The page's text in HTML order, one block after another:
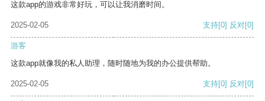
这款app的游戏非常好玩，可以让我消磨时间。
2025-02-05 支持[0] 反对[0]
游客
这款app就像我的私人助理，随时随地为我的办公提供帮助。
2025-02-05 支持[0] 反对[0]